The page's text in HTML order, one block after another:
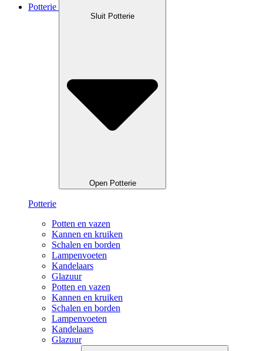
Potterie
Sluit Potterie
Open Potterie
Potterie
Potten en vazen
Kannen en kruiken
Schalen en borden
Lampenvoeten
Kandelaars
Glazuur
Potten en vazen
Kannen en kruiken
Schalen en borden
Lampenvoeten
Kandelaars
Glazuur